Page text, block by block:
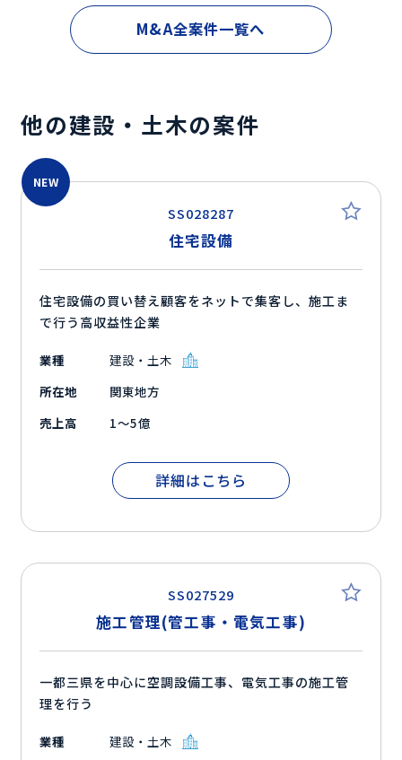
M&A全案件一覧へ
他の建設・土木の案件
SS028287
NEW
住宅設備
住宅設備の買い替え顧客をネットで集客し、施工ま
で行う高収益性企業
業種
建設・土木
所在地
関東地方
売上高
1～5億
詳細はこちら
SS027529
施工管理(管工事・電気工事)
一都三県を中心に空調設備工事、電気工事の施工管
理を行う
業種
建設・土木